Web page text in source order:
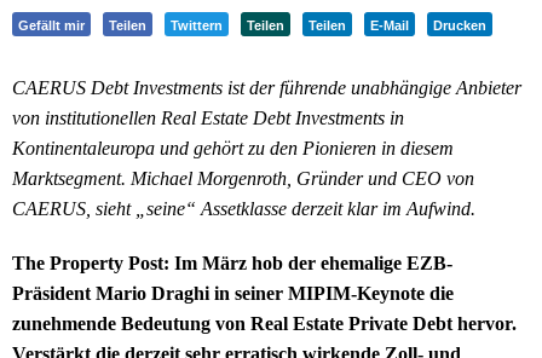
Gefällt mir Teilen Twittern Teilen Teilen E-Mail Drucken
CAERUS Debt Investments ist der führende unabhängige Anbieter
von institutionellen Real Estate Debt Investments in
Kontinentaleuropa und gehört zu den Pionieren in diesem
Marktsegment. Michael Morgenroth, Gründer und CEO von
CAERUS, sieht „seine“ Assetklasse derzeit klar im Aufwind.
The Property Post: Im März hob der ehemalige EZB-
Präsident Mario Draghi in seiner MIPIM-Keynote die
zunehmende Bedeutung von Real Estate Private Debt hervor.
Verstärkt die derzeit sehr erratisch wirkende Zoll- und